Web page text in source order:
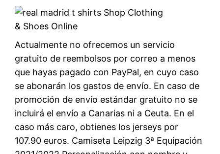
Actualmente no ofrecemos un servicio
gratuito de reembolsos por correo a menos
que hayas pagado con PayPal, en cuyo caso
se abonarán los gastos de envío. En caso de
promoción de envío estándar gratuito no se
incluirá el envío a Canarias ni a Ceuta. En el
caso más caro, obtienes los jerseys por
107.90 euros. Camiseta Leipzig 3ª Equipación